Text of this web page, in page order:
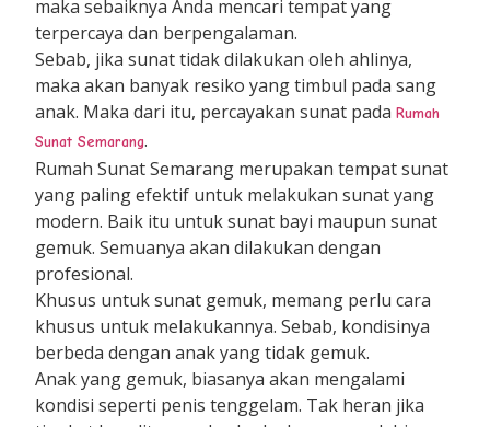
maka sebaiknya Anda mencari tempat yang
terpercaya dan berpengalaman.
Sebab, jika sunat tidak dilakukan oleh ahlinya,
maka akan banyak resiko yang timbul pada sang
anak. Maka dari itu, percayakan sunat padaRumah
Sunat Semarang.
Rumah Sunat Semarang merupakan tempat sunat
yang paling efektif untuk melakukan sunat yang
modern. Baik itu untuk sunat bayi maupun sunat
gemuk. Semuanya akan dilakukan dengan
profesional.
Khusus untuk sunat gemuk, memang perlu cara
khusus untuk melakukannya. Sebab, kondisinya
berbeda dengan anak yang tidak gemuk.
Anak yang gemuk, biasanya akan mengalami
kondisi seperti penis tenggelam. Tak heran jika